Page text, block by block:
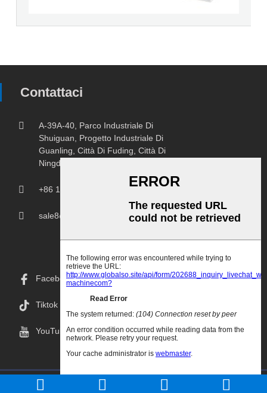
Contattaci
A-39A-40, Parco Industriale Di
Shuiguan, Progetto Industriale Di
Guanling, Città Di Fuding, Città Di
Ningde, Provincia Del Fujian.
+86 18150207107
sale8@chprintingmachine.com
Facebook
Tiktok
YouTube